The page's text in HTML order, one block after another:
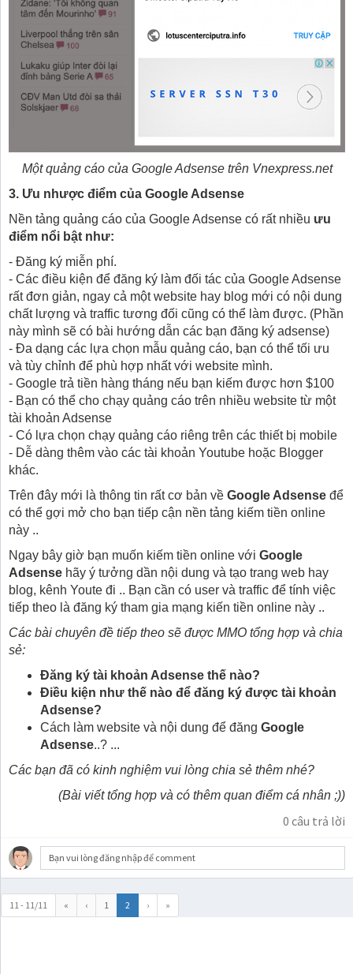
Một quảng cáo của Google Adsense trên Vnexpress.net
3. Ưu nhược điểm của Google Adsense
Nền tảng quảng cáo của Google Adsense có rất nhiều ưu
điểm nổi bật như:
- Đăng ký miễn phí.
- Các điều kiện để đăng ký làm đối tác của Google Adsense
rất đơn giản, ngay cả một website hay blog mới có nội dung
chất lượng và traffic tương đối cũng có thể làm được. (Phần
này mình sẽ có bài hướng dẫn các bạn đăng ký adsense)
- Đa dạng các lựa chọn mẫu quảng cáo, bạn có thể tối ưu
và tùy chỉnh để phù hợp nhất với website mình.
- Google trả tiền hàng tháng nếu bạn kiếm được hơn $100
- Bạn có thể cho chạy quảng cáo trên nhiều website từ một
tài khoản Adsense
- Có lựa chọn chạy quảng cáo riêng trên các thiết bị mobile
- Dễ dàng thêm vào các tài khoản Youtube hoặc Blogger
khác.
Trên đây mới là thông tin rất cơ bản về Google Adsense để
có thể gợi mở cho bạn tiếp cận nền tảng kiếm tiền online
này ..
Ngay bây giờ bạn muốn kiếm tiền online với Google
Adsense hãy ý tưởng dần nội dung và tạo trang web hay
blog, kênh Youte đi .. Bạn cần có user và traffic để tính việc
tiếp theo là đăng ký tham gia mạng kiến tiền online này ..
Các bài chuyên đề tiếp theo sẽ được MMO tổng hợp và chia
sẻ:
Đăng ký tài khoản Adsense thế nào?
Điều kiện như thế nào để đăng ký được tài khoản
Adsense?
Cách làm website và nội dung để đăng Google
Adsense..? ...
Các bạn đã có kinh nghiệm vui lòng chia sẻ thêm nhé?
(Bài viết tổng hợp và có thêm quan điểm cá nhân ;))
0 câu trả lời
Bạn vui lòng đăng nhập để comment
11 - 11/11 « ‹ 1 2 › »